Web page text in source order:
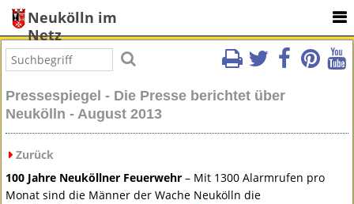
Neukölln im
Netz
Pressespiegel - Die Presse berichtet über
Neukölln - August 2013
Zurück
100 Jahre Neuköllner Feuerwehr – Mit 1300 Alarmrufen pro
Monat sind die Männer der Wache Neukölln die